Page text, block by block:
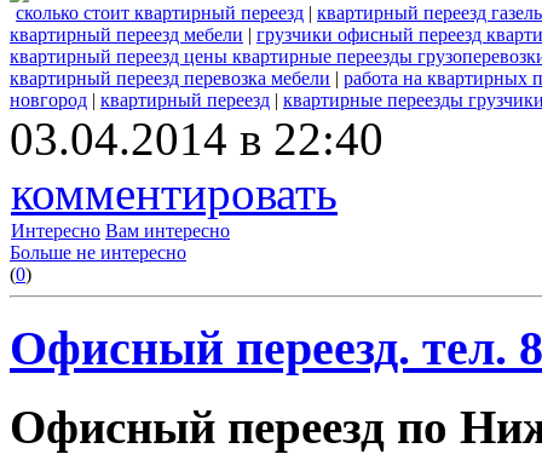
сколько стоит квартирный переезд | квартирный переезд газель
квартирный переезд мебели | грузчики офисный переезд
квартирный переезд цены квартирные переезды
квартирный переезд перевозка мебели | работа на квартирных
новгород | квартирный переезд | квартирные переезды
03.04.2014 в 22:40
комментировать
Интересно Вам интересно
Больше не интересно
(0)
Офисный переезд. тел.
Офисный переезд по